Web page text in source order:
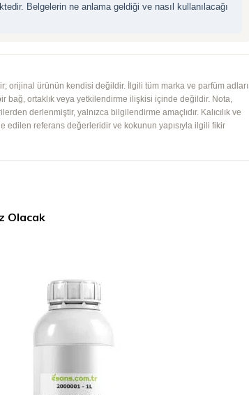
Belgelerin ne anlama geldiği ve nasıl kullanılacağı
orijinal ürünün kendisi değildir. İlgili tüm marka ve parfüm adları
ortaklık veya yetkilendirme ilişkisi içinde değildir. Nota,
derlenmiştir, yalnızca bilgilendirme amaçlıdır. Kalıcılık ve
edilen referans değerleridir ve kokunun yapısıyla ilgili fikir
Olacak